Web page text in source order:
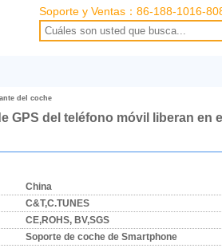
Soporte y Ventas： 86-188-1016-
del coche
GPS del teléfono móvil liberan en
China
C&T,C.TUNES
CE,ROHS, BV,SGS
Soporte de coche de Smartphone